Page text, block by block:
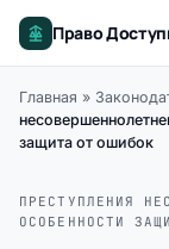
Право
Главная »
защита от ошибок
ПРЕСТУПЛЕНИЯ
ОСОБЕННОСТИ